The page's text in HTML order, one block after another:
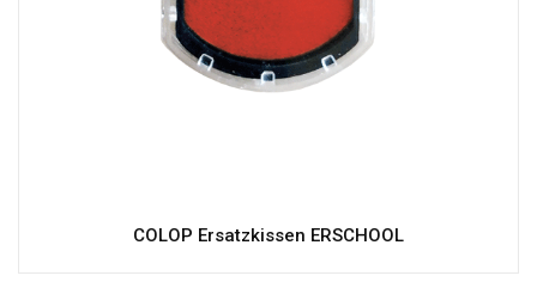
COLOP Ersatzkissen ERSCHOOL